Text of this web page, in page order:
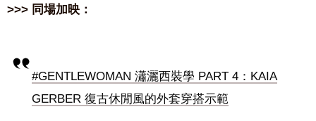
>>> 同場加映：
#GENTLEWOMAN 瀟灑西裝學 PART 4：KAIA
GERBER 復古休閒風的外套穿搭示範